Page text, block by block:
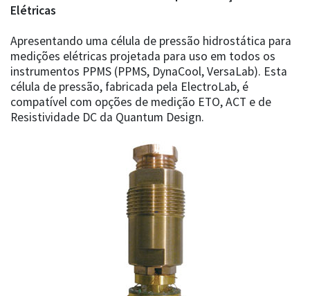
Elétricas
Apresentando uma célula de pressão hidrostática para
medições elétricas projetada para uso em todos os
instrumentos PPMS (PPMS, DynaCool, VersaLab). Esta
célula de pressão, fabricada pela ElectroLab, é
compatível com opções de medição ETO, ACT e de
Resistividade DC da Quantum Design.